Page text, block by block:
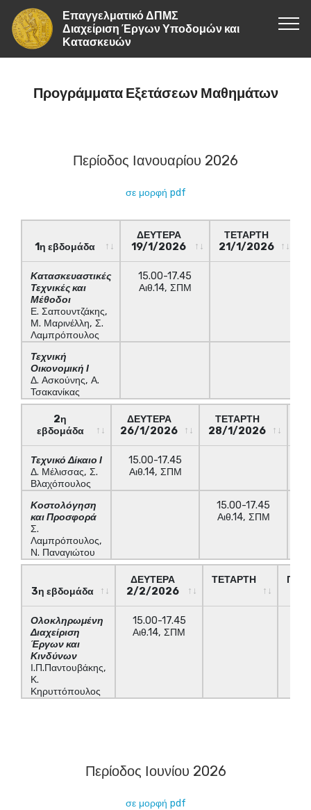
Επαγγελματικό ΔΠΜΣ
Διαχείριση Έργων Υποδομών και
Κατασκευών
Προγράμματα Εξετάσεων Μαθημάτων
Περίοδος Ιανουαρίου 2026
σε μορφή pdf
1η εβδομάδα
ΔΕΥΤΕΡΑ
19/1/2026
ΤΕΤΑΡΤΗ
21/1/2026
19/1/2026
Κατασκευαστικές
Τεχνικές και
Μέθοδοι
Ε. Σαπουντζάκης,
Μ. Μαρινέλλη, Σ.
Λαμπρόπουλος
15.00-17.45
Αιθ.14, ΣΠΜ
Τεχνική
Οικονομική Ι
Δ. Ασκούνης, Α.
Τσακανίκας
2η
εβδομάδα
ΔΕΥΤΕΡΑ
26/1/2026
ΤΕΤΑΡΤΗ
28/1/2026
εβδομάδα
26/1/2026
Τεχνικό Δίκαιο Ι
Δ. Μέλισσας, Σ.
Βλαχόπουλος
15.00-17.45
Αιθ.14, ΣΠΜ
Κοστολόγηση
και Προσφορά
Σ.
Λαμπρόπουλος,
Ν. Παναγιώτου
15.00-17.45
Αιθ.14, ΣΠΜ
3η εβδομάδα
ΔΕΥΤΕΡΑ
2/2/2026
ΤΕΤΑΡΤΗ
2/2/2026
Ολοκληρωμένη
Διαχείριση
Έργων και
Κινδύνων
Ι.Π.Παντουβάκης,
Κ.
Κηρυττόπουλος
15.00-17.45
Αιθ.14, ΣΠΜ
Περίοδος Ιουνίου 2026
σε μορφή pdf